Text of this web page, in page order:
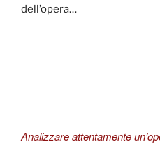
dell’opera…
Analizzare attentamente